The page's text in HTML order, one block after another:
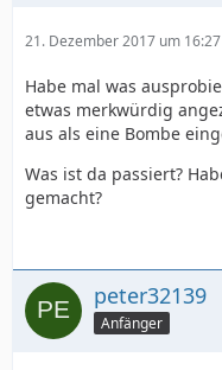
21. Dezember 2017 um 16:27
Habe mal was
etwas merkwürdig
aus als eine Bombe
Was ist da passiert?
gemacht?
peter32139
Anfänger